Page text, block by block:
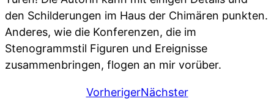
den Schilderungen im Haus der Chimären punkten.
Anderes, wie die Konferenzen, die im
Stenogrammstil Figuren und Ereignisse
zusammenbringen, flogen an mir vorüber.
VorherigerNächster